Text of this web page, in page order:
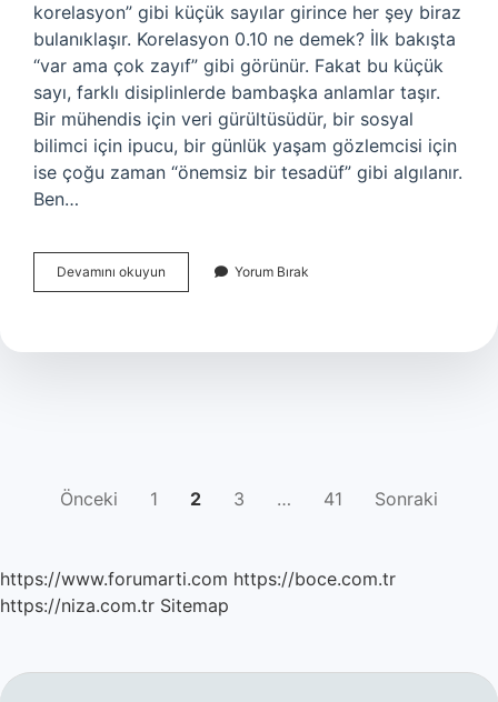
korelasyon” gibi küçük sayılar girince her şey biraz
bulanıklaşır. Korelasyon 0.10 ne demek? İlk bakışta
“var ama çok zayıf” gibi görünür. Fakat bu küçük
sayı, farklı disiplinlerde bambaşka anlamlar taşır.
Bir mühendis için veri gürültüsüdür, bir sosyal
bilimci için ipucu, bir günlük yaşam gözlemcisi için
ise çoğu zaman “önemsiz bir tesadüf” gibi algılanır.
Ben…
Devamını okuyun Korelasyon
0.10
?
Yorum Bırak
YAZI
Önceki 1 2 3 … 41 Sonraki
https://www.forumarti.com https://boce.com.tr
https://niza.com.tr Sitemap